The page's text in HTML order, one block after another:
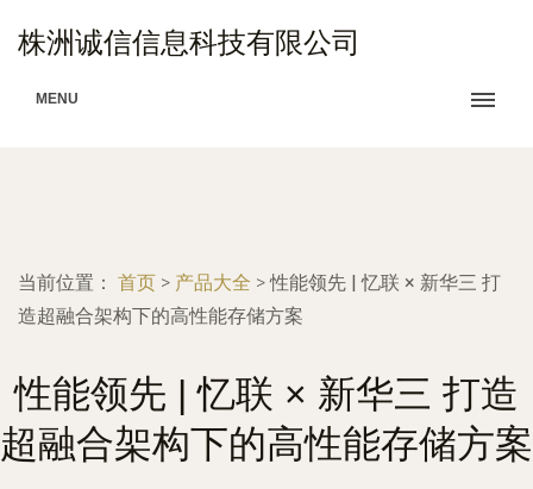
株洲诚信信息科技有限公司
MENU
当前位置： 首页 > 产品大全 > 性能领先 | 忆联 × 新华三 打
造超融合架构下的高性能存储方案
性能领先 | 忆联 × 新华三 打造
超融合架构下的高性能存储方案